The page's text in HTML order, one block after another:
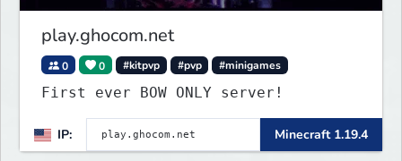
play.ghocom.net
0 0 #kitpvp #pvp #minigames
First ever BOW ONLY server!
IP: Minecraft 1.19.4